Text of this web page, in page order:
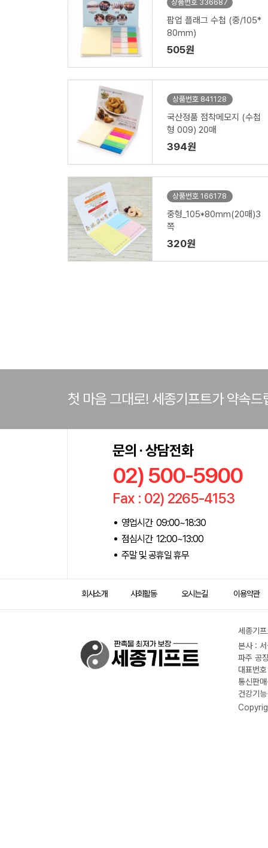
상품번호 336687
팝업 플래그 수첩 (중/105*
80mm)
505원
상품번호 841128
국산정품 점착메모지 (수첩
형 009) 20매
394원
상품번호 166178
중형_105*80mm(20매)3
쪽
320원
첫 마음 그대로! 세종기프트가 약속드
문의 · 상담전화
02) 500-5900
Fax : 02) 2265-4153
영업시간 09:00~18:30
점심시간 12:00~13:00
주말 및 공휴일 휴무
회사소개 사회활동 오시는길 이용약관
세종기
본사 :
파주 공
대표번
통신판
건강기